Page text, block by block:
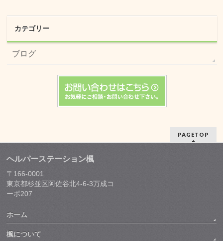
カテゴリー
ブログ
PAGETOP
ヘルパーステーション楓
〒166-0001
東京都杉並区阿佐谷北4-6-3万成コ
ーポ207
ホーム
楓について